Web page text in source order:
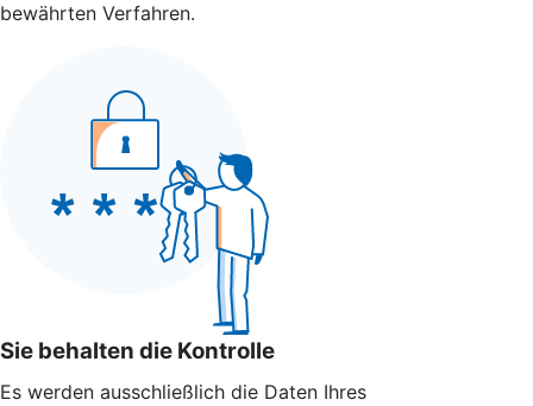
bewährten Verfahren.
Sie behalten die Kontrolle
Es werden ausschließlich die Daten Ihres